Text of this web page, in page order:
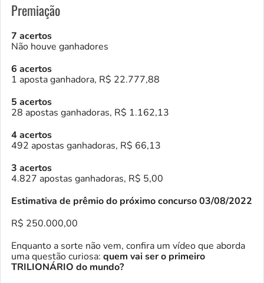
Premiação
7 acertos
Não houve ganhadores
6 acertos
1 aposta ganhadora, R$ 22.777,88
5 acertos
28 apostas ganhadoras, R$ 1.162,13
4 acertos
492 apostas ganhadoras, R$ 66,13
3 acertos
4.827 apostas ganhadoras, R$ 5,00
Estimativa de prêmio do próximo concurso 03/08/2022
R$ 250.000,00
Enquanto a sorte não vem, confira um vídeo que aborda
uma questão curiosa: quem vai ser o primeiro
TRILIONÁRIO do mundo?